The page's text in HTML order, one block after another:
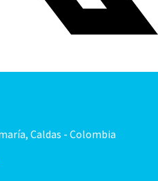
Caldas - Colombia